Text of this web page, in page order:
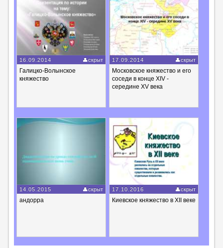
16.09.2014 скрыт
Галицко-Волынское
княжество
17.09.2014 скрыт
Московское княжество и его
соседи в конце XIV -
середине XV века
14.05.2015 скрыт
андорра
17.10.2016 скрыт
Киевское княжество в XII веке